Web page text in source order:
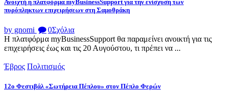
Ανοιχτή η πλατφόρμα myBusinessSupport για την ενίσχυση των
πυρόπληκτων επιχειρήσεων στη Σαμοθράκη
by gnomi 0Σχόλια
Η πλατφόρμα myBusinessSupport θα παραμείνει ανοικτή για τις
επιχειρήσεις έως και τις 20 Αυγούστου, τι πρέπει να ...
Έβρος Πολιτισμός
12ο Φεστιβάλ «Σωτήρεια Πέπλου» στον Πέπλο Φερών